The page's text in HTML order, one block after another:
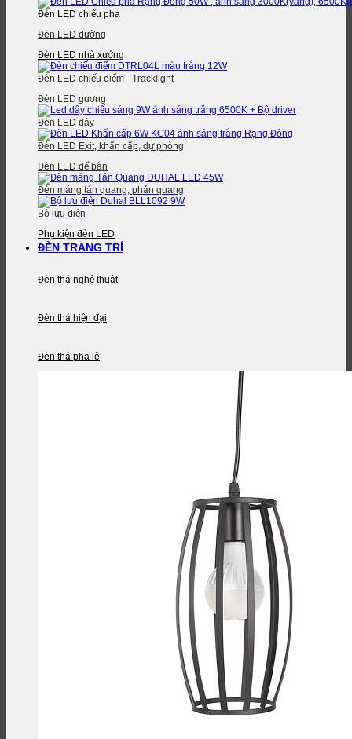
Đèn LED chiếu pha
Đèn LED đường
Đèn LED nhà xưởng
Đèn LED chiếu điểm - Tracklight
Đèn LED gương
Đèn LED dây
Đèn LED Exit, khẩn cấp, dự phòng
Đèn LED để bàn
Đèn máng tán quang, phản quang
Bộ lưu điện
Phụ kiện đèn LED
ĐÈN TRANG TRÍ
Đèn thả nghệ thuật
Đèn thả hiện đại
Đèn thả pha lê